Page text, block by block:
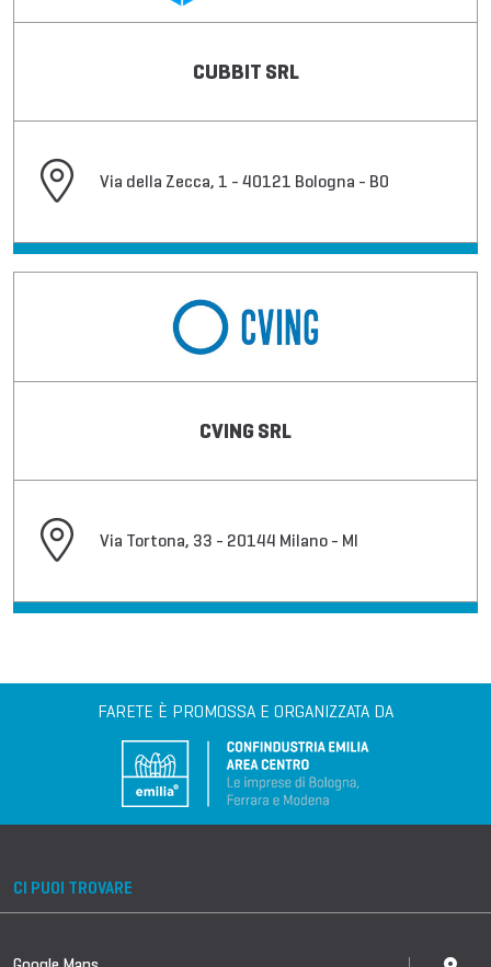
CUBBIT SRL
Via della Zecca, 1 - 40121 Bologna - BO
CVING SRL
Via Tortona, 33 - 20144 Milano - MI
FARETE È PROMOSSA E ORGANIZZATA DA
CI PUOI TROVARE